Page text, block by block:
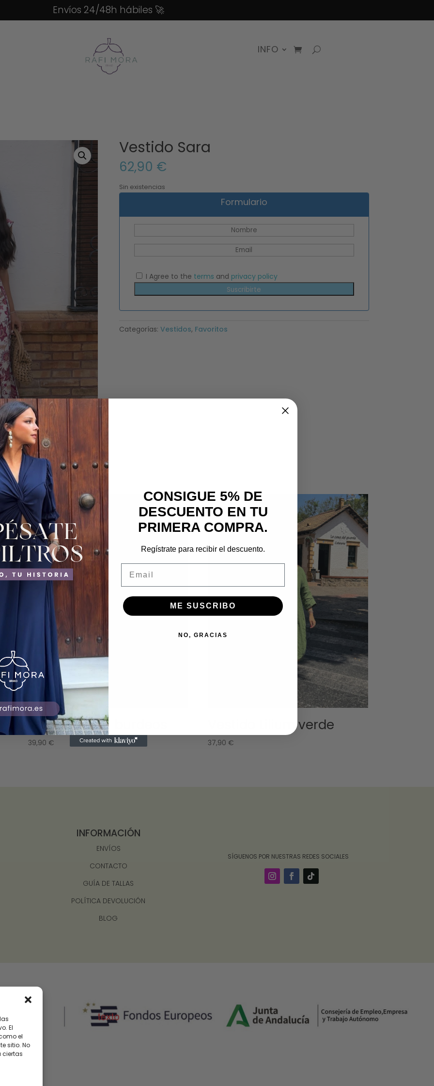
El
el
sitio. No
ciertas
Envíos 24/48h hábiles 🚀
INFO
Vestido Sara
62,90 €
Sin existencias
Formulario
I Agree to the terms and privacy policy
Suscribirte
Categorías: Vestidos, Favoritos
Vestido gasa burdeos
39,90 €
Vestido Lilium verde
37,90 €
INFORMACIÓN
ENVÍOS
CONTACTO
GUÍA DE TALLAS
POLÍTICA DEVOLUCIÓN
BLOG
‎ ‎ ‎ ‎ ‎ ‎‎ ‎ SÍGUENOS POR NUESTRAS REDES SOCIALES
CONSIGUE 5% DE
DESCUENTO EN TU
PRIMERA COMPRA.
Regístrate para recibir el descuento.
ME SUSCRIBO
NO, GRACIAS